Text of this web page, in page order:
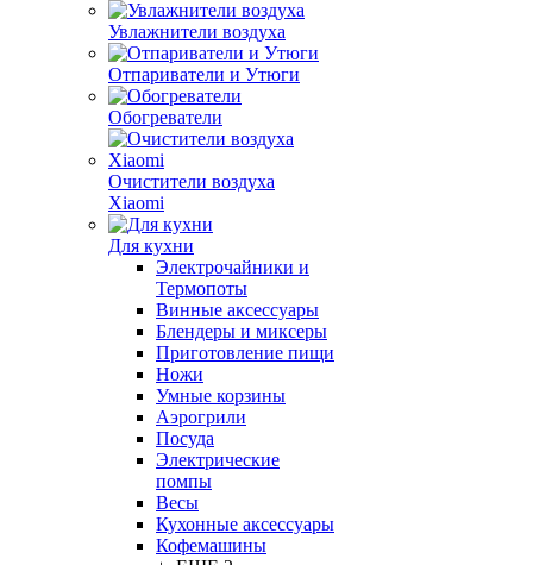
Увлажнители воздуха
Отпариватели и Утюги
Обогреватели
Очистители воздуха
Xiaomi
Для кухни
Электрочайники и
Термопоты
Винные аксессуары
Блендеры и миксеры
Приготовление пищи
Ножи
Умные корзины
Аэрогрили
Посуда
Электрические
помпы
Весы
Кухонные аксессуары
Кофемашины